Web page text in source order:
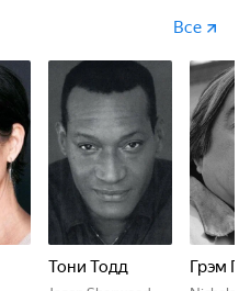
Все
Тони Тодд Грэм